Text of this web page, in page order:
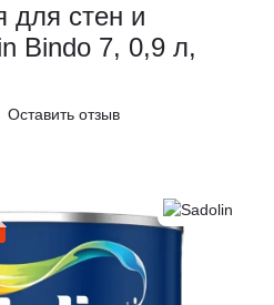
для стен и
Bindo 7, 0,9 л,
Оставить отзыв